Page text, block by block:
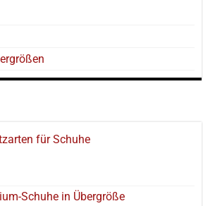
für Schuhe
Schuhe in Übergröße